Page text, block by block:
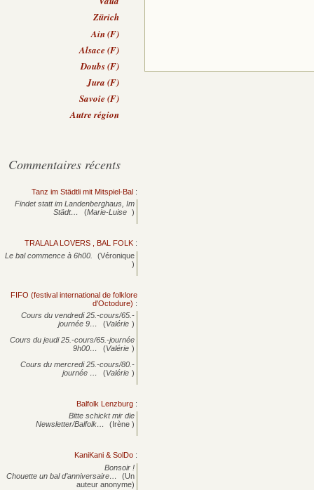
Zürich
Ain (F)
Alsace (F)
Doubs (F)
Jura (F)
Savoie (F)
Autre région
Commentaires récents
Tanz im Städtli mit Mitspiel-Bal :
Findet statt im Landenberghaus, Im
Städt…
(Marie-Luise )
TRALALA LOVERS , BAL FOLK :
Le bal commence à 6h00.
(Véronique
)
FIFO (festival international de folklore
d'Octodure) :
Cours du vendredi 25.-cours/65.-
journée 9… (Valérie )
Cours du jeudi 25.-cours/65.-journée
9h00…
(Valérie )
Cours du mercredi 25.-cours/80.-
journée … (Valérie )
Balfolk Lenzburg :
Bitte schickt mir die
Newsletter/Balfolk…
(Irène )
KaniKani & SolDo :
Bonsoir !
Chouette un bal d’anniversaire…
(Un
auteur anonyme)